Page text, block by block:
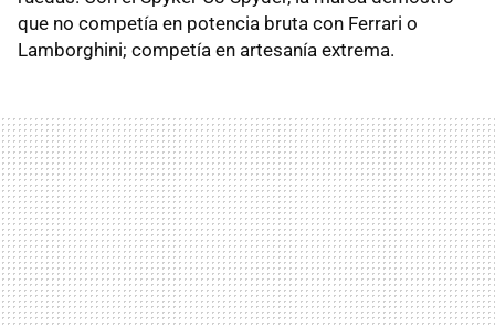
que no competía en potencia bruta con Ferrari o
Lamborghini; competía en artesanía extrema.